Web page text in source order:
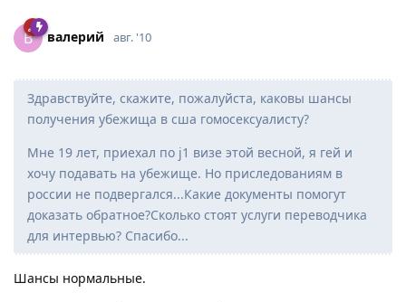
В вaлepий авг. '10
Здравствуйте, скажите, пожалуйста, каковы шансы
получения убежища в сша гомосексуалисту?
Мне 19 лет, приехал по j1 визе этой весной, я гей и
хочу подавать на убежище. Но приследованиям в
россии не подвергался...Какие документы помогут
доказать обратное?Сколько стоят услуги переводчика
для интервью? Спасибо...
Шансы нормальные.